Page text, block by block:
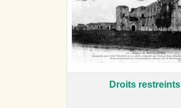
Droits restreints